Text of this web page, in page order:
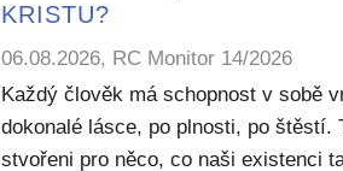
KRISTU?
06.08.2026, RC Monitor 14/2026
Každý člověk má schopnost v sobě
dokonalé lásce, po plnosti, po štěstí.
stvořeni pro něco, co naši existenci